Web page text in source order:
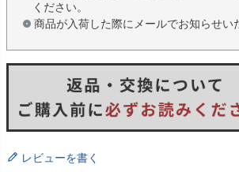
ください。
商品が入荷した際にメールでお知らせい
レビューを書く